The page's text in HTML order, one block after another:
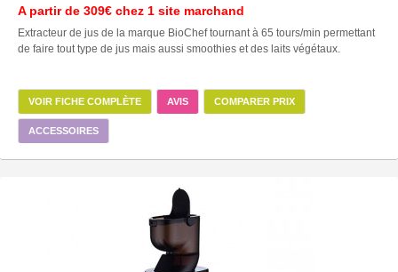
A partir de 309€ chez 1 site marchand
Extracteur de jus de la marque BioChef tournant à 65 tours/min permettant
de faire tout type de jus mais aussi smoothies et des laits végétaux.
VOIR FICHE COMPLÈTE AVIS COMPARER PRIX
ACCESSOIRES